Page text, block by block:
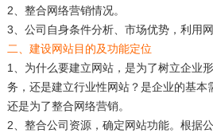
2、整合网络营销情况。
3、公司自身条件分析、市场优势，利用
二、建设网站目的及功能定位
1、为什么要建立网站，是为了树立企业
务，还是建立行业性网站？是企业的基本
还是为了整合网络营销。
2、整合公司资源，确定网站功能。根据